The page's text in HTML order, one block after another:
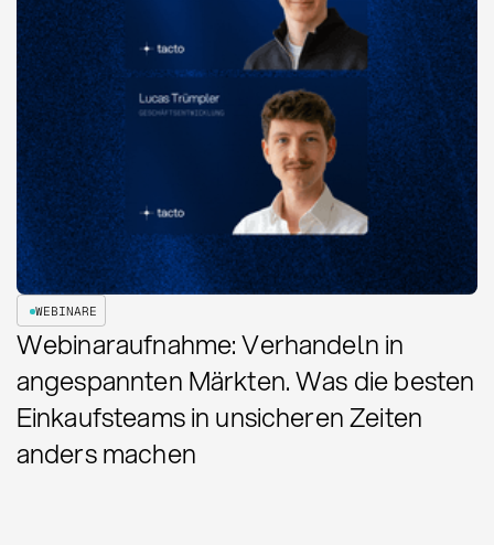
WEBINARE
Webinaraufnahme: Verhandeln in
angespannten Märkten. Was die besten
Einkaufsteams in unsicheren Zeiten
anders machen